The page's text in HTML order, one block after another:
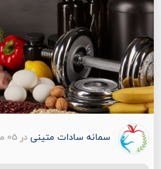
سمانه سادات متینیدر 05 مرداد 1402